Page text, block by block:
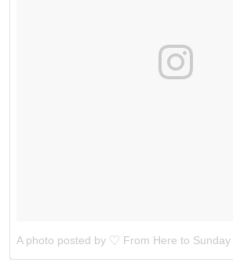
A photo posted by ♡ From Here to